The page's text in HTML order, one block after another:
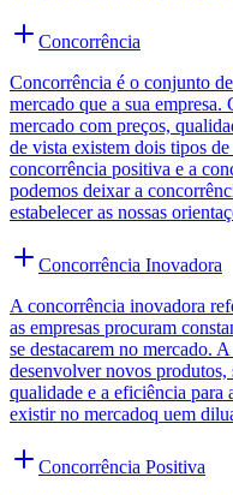
Concorrência
Concorrência é o conjunto
mercado que a sua empresa.
mercado com preços,
de vista existem dois tipos
concorrência positiva e a
podemos deixar a
estabelecer as nossas
Concorrência Inovadora
A concorrência inovadora
as empresas procuram
se destacarem no mercado.
desenvolver novos produtos,
qualidade e a eficiência para
existir no mercadoq uem
Concorrência Positiva